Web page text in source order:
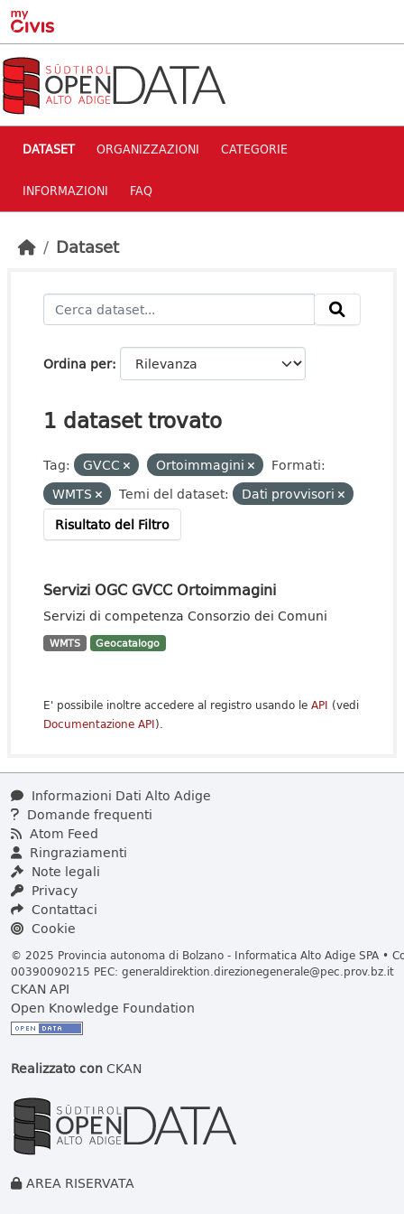
Skip to main content
DATASET ORGANIZZAZIONI CATEGORIE
INFORMAZIONI FAQ
Dataset
Ordina per
1 dataset trovato
Tag: GVCC Ortoimmagini
Formati:
WMTS
Temi del dataset:
Dati provvisori
Risultato del Filtro
Servizi OGC GVCC Ortoimmagini
Servizi di competenza Consorzio dei Comuni
WMTS Geocatalogo
E' possibile inoltre accedere al registro usando le API (vedi
Documentazione API).
Informazioni Dati Alto Adige
Domande frequenti
Atom Feed
Ringraziamenti
Note legali
Privacy
Contattaci
Cookie
© 2025 Provincia autonoma di Bolzano - Informatica Alto Adige SPA •
00390090215 PEC: generaldirektion.direzionegenerale@pec.prov.bz.it
CKAN API
Open Knowledge Foundation
Realizzato conCKAN
AREA RISERVATA